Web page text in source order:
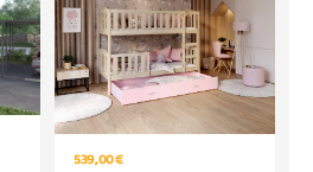
539,00 €